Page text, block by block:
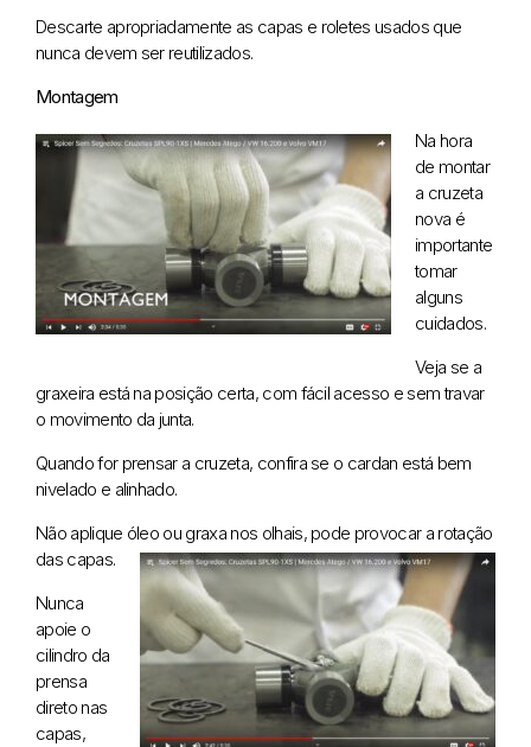
Descarte apropriadamente as capas e roletes usados que
nunca devem ser reutilizados.
Montagem
Na hora
de montar
a cruzeta
nova é
importante
tomar
alguns
cuidados.
Veja se a
graxeira está na posição certa, com fácil acesso e sem travar
o movimento da junta.
Quando for prensar a cruzeta, confira se o cardan está bem
nivelado e alinhado.
Não aplique óleo ou graxa nos olhais, pode provocar a rotação
das capas.
Nunca
apoie o
cilindro da
prensa
direto nas
capas,